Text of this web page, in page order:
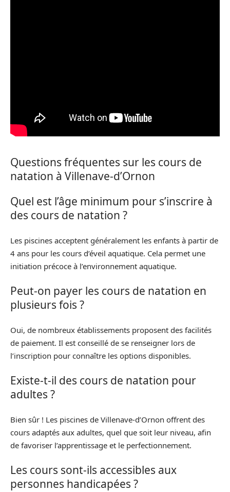
Questions fréquentes sur les cours de
natation à Villenave-d’Ornon
Quel est l’âge minimum pour s’inscrire à
des cours de natation ?
Les piscines acceptent généralement les enfants à partir de
4 ans pour les cours d’éveil aquatique. Cela permet une
initiation précoce à l’environnement aquatique.
Peut-on payer les cours de natation en
plusieurs fois ?
Oui, de nombreux établissements proposent des facilités
de paiement. Il est conseillé de se renseigner lors de
l’inscription pour connaître les options disponibles.
Existe-t-il des cours de natation pour
adultes ?
Bien sûr ! Les piscines de Villenave-d’Ornon offrent des
cours adaptés aux adultes, quel que soit leur niveau, afin
de favoriser l’apprentissage et le perfectionnement.
Les cours sont-ils accessibles aux
personnes handicapées ?